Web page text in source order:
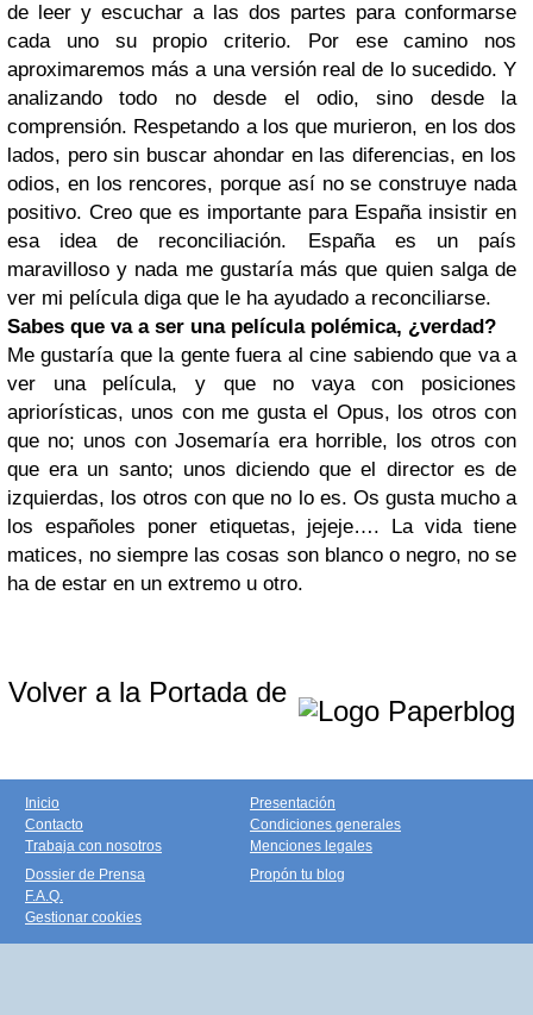
de leer y escuchar a las dos partes para conformarse
cada uno su propio criterio. Por ese camino nos
aproximaremos más a una versión real de lo sucedido. Y
analizando todo no desde el odio, sino desde la
comprensión. Respetando a los que murieron, en los dos
lados, pero sin buscar ahondar en las diferencias, en los
odios, en los rencores, porque así no se construye nada
positivo. Creo que es importante para España insistir en
esa idea de reconciliación. España es un país
maravilloso y nada me gustaría más que quien salga de
ver mi película diga que le ha ayudado a reconciliarse.
Sabes que va a ser una película polémica, ¿verdad?
Me gustaría que la gente fuera al cine sabiendo que va a
ver una película, y que no vaya con posiciones
apriorísticas, unos con me gusta el Opus, los otros con
que no; unos con Josemaría era horrible, los otros con
que era un santo; unos diciendo que el director es de
izquierdas, los otros con que no lo es. Os gusta mucho a
los españoles poner etiquetas, jejeje…. La vida tiene
matices, no siempre las cosas son blanco o negro, no se
ha de estar en un extremo u otro.
Volver a la Portada de
Inicio
Contacto
Trabaja con nosotros
Presentación
Condiciones generales
Menciones legales
Dossier de Prensa
F.A.Q.
Gestionar cookies
Propón tu blog